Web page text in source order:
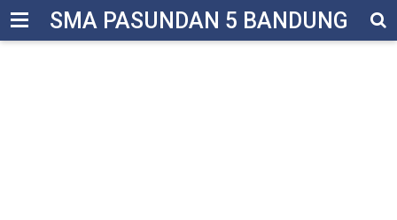
--> SMA PASUNDAN 5 BANDUNG